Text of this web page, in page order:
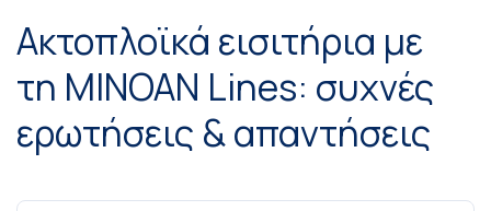
Ακτοπλοϊκά εισιτήρια με
τη MINOAN Lines: συχνές
ερωτήσεις & απαντήσεις